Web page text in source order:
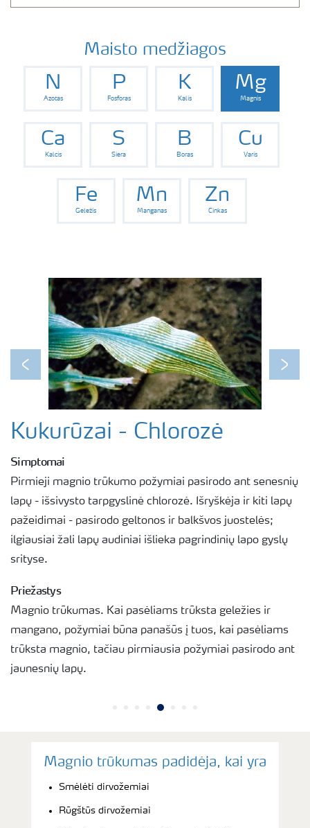
Maisto medžiagos
N
Azotas
P
Fosforas
K
Kalis
Mg
Magnis
Ca
Kalcis
S
Siera
B
Boras
Cu
Varis
Fe
Geležis
Mn
Manganas
Zn
Cinkas
Previous Next
Kukurūzai - Chlorozė
Simptomai
Pirmieji magnio trūkumo požymiai pasirodo ant senesnių
lapų - išsivysto tarpgyslinė chlorozė. Išryškėja ir kiti lapų
pažeidimai - pasirodo geltonos ir balkšvos juostelės;
ilgiausiai žali lapų audiniai išlieka pagrindinių lapo gyslų
srityse.
Priežastys
Magnio trūkumas. Kai pasėliams trūksta geležies ir
mangano, požymiai būna panašūs į tuos, kai pasėliams
trūksta magnio, tačiau pirmiausia požymiai pasirodo ant
jaunesnių lapų.
Magnio trūkumas padidėja, kai yra
Smėlėti dirvožemiai
Rūgštūs dirvožemiai